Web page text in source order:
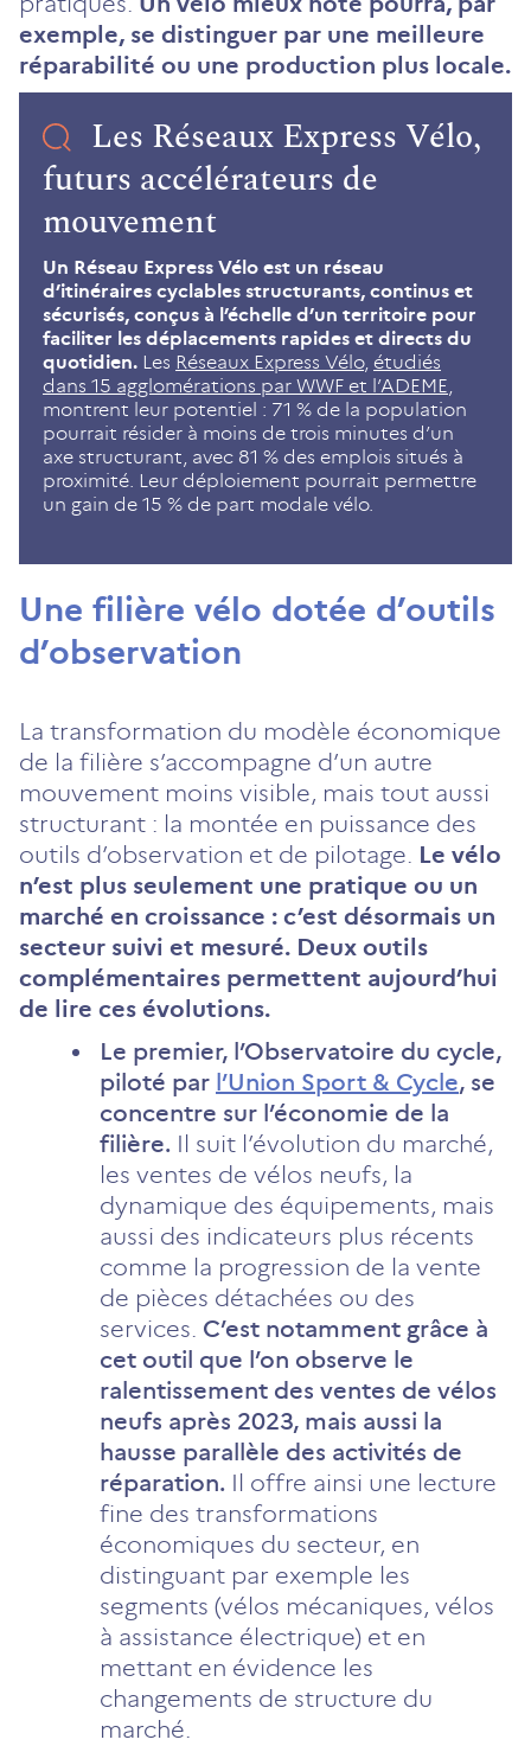
exemple, se distinguer par une meilleure
réparabilité ou une production plus locale.
Les Réseaux Express Vélo,
futurs accélérateurs de
mouvement
Un Réseau Express Vélo est un réseau
d’itinéraires cyclables structurants, continus et
sécurisés, conçus à l’échelle d’un territoire pour
faciliter les déplacements rapides et directs du
quotidien. Les Réseaux Express Vélo, étudiés
dans 15 agglomérations par WWF et l’ADEME,
montrent leur potentiel : 71 % de la population
pourrait résider à moins de trois minutes d’un
axe structurant, avec 81 % des emplois situés à
proximité. Leur déploiement pourrait permettre
un gain de 15 % de part modale vélo.
Une filière vélo dotée d’outils
d’observation
La transformation du modèle économique
de la filière s’accompagne d’un autre
mouvement moins visible, mais tout aussi
structurant : la montée en puissance des
outils d’observation et de pilotage. Le vélo
n’est plus seulement une pratique ou un
marché en croissance : c’est désormais un
secteur suivi et mesuré. Deux outils
complémentaires permettent aujourd’hui
de lire ces évolutions.
Le premier, l’Observatoire du cycle,
piloté par l’Union Sport & Cycle, se
concentre sur l’économie de la
filière. Il suit l’évolution du marché,
les ventes de vélos neufs, la
dynamique des équipements, mais
aussi des indicateurs plus récents
comme la progression de la vente
de pièces détachées ou des
services. C’est notamment grâce à
cet outil que l’on observe le
ralentissement des ventes de vélos
neufs après 2023, mais aussi la
hausse parallèle des activités de
réparation. Il offre ainsi une lecture
fine des transformations
économiques du secteur, en
distinguant par exemple les
segments (vélos mécaniques, vélos
à assistance électrique) et en
mettant en évidence les
changements de structure du
marché.